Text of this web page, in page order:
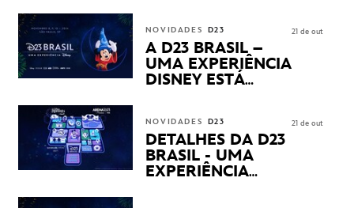
APRESENTAÇÕES E
PRODUTOS EXCLUSIVOS
NO TRANSAMÉRICA EXPO
CENTER EM SÃO PAULO
NOVIDADES D23
A D23 BRASIL –
UMA EXPERIÊNCIA
DISNEY ESTÁ
21 de out
NOVIDADES D23
DETALHES DA D23
BRASIL - UMA
EXPERIÊNCIA
21 de out